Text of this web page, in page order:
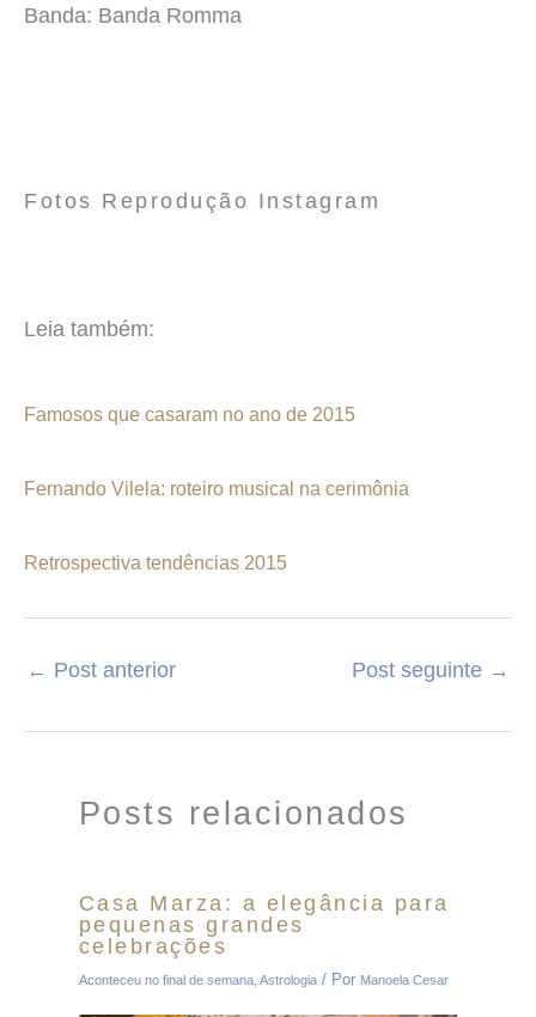
Banda: Banda Romma
Fotos Reprodução Instagram
Leia também:
Famosos que casaram no ano de 2015
Fernando Vilela: roteiro musical na cerimônia
Retrospectiva tendências 2015
← Post anterior Post seguinte →
Posts relacionados
Casa Marza: a elegância para
pequenas grandes
celebrações
Aconteceu no final de semana, Astrologia/ Por Manoela Cesar